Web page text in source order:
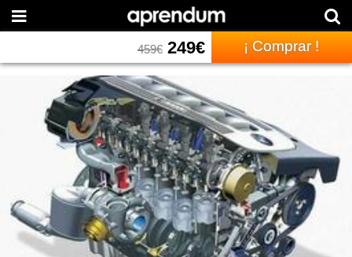
459€249€ ¡ Comprar !